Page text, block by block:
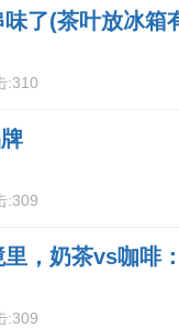
了(茶叶放冰箱
:310
:309
，奶茶vs咖啡
:309